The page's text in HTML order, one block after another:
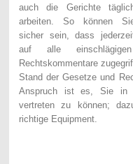
auch die Gerichte
arbeiten. So können
sicher sein, dass
auf alle
Rechtskommentare
Stand der Gesetze und
Anspruch ist es, Sie in
vertreten zu können;
richtige Equipment.